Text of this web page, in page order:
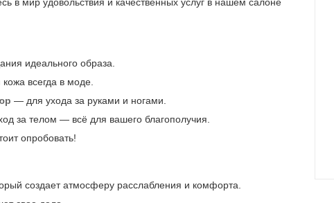
идеального образа.
всегда в моде.
― для ухода за руками и ногами.
за телом ― всё для вашего благополучия.
опробовать!
создает атмосферу расслабления и комфорта.